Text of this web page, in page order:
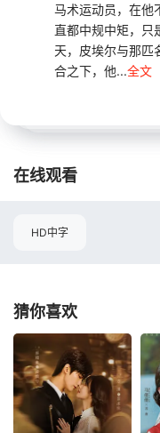
马术运动员，在他
直都中规中矩，只
天，皮埃尔与那匹
合之下，他...全文
在线观看
HD中字
猜你喜欢